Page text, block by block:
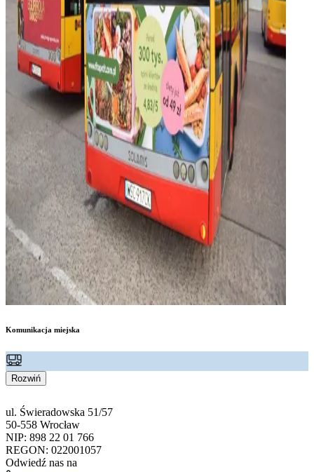
Komunikacja miejska
Rozwiń
ul. Świeradowska 51/57
50-558 Wrocław
NIP: 898 22 01 766
REGON: 022001057
Odwiedź nas na